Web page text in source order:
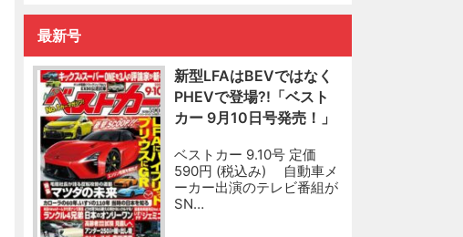
最新号
新型LFAはBEVではなく
PHEVで登場?!「ベスト
カー 9月10日号発売！」
ベストカー 9.10号 定価
590円 (税込み) 自動車メ
ーカー出演のテレビ番組が
SN…